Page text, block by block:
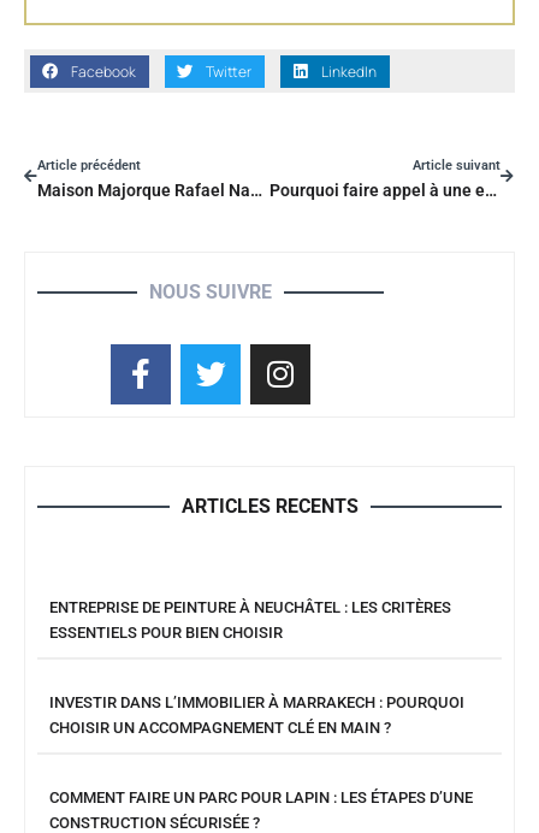
Facebook Twitter LinkedIn
Article précédent
Maison Majorque Rafael Nadal : le style architectural de sa villa méditerranéenne
Article suivant
Pourquoi faire appel à une entreprise de terrassement 77 spécialisée pour votre maison ?
NOUS SUIVRE
ARTICLES RECENTS
ENTREPRISE DE PEINTURE À NEUCHÂTEL : LES CRITÈRES
ESSENTIELS POUR BIEN CHOISIR
INVESTIR DANS L’IMMOBILIER À MARRAKECH : POURQUOI
CHOISIR UN ACCOMPAGNEMENT CLÉ EN MAIN ?
COMMENT FAIRE UN PARC POUR LAPIN : LES ÉTAPES D’UNE
CONSTRUCTION SÉCURISÉE ?